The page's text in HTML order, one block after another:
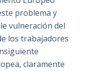
problema y
vulneración del
los trabajadores
claramente